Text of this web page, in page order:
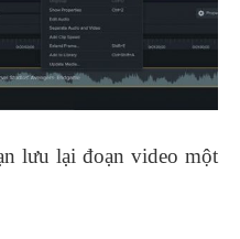
lưu lại đoạn video một